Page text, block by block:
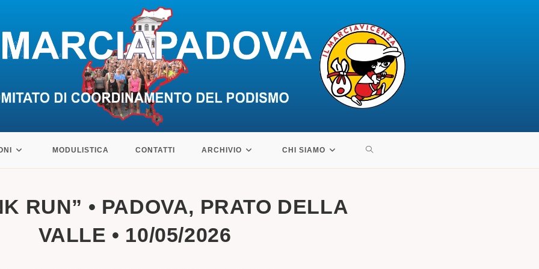
MODULISTICA CONTATTI ARCHIVIO CHI SIAMO ATTIVA/DISATTIVA
RUN” • PADOVA, PRATO DELLA
VALLE • 10/05/2026